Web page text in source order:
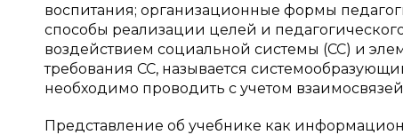
воспитания; организационные формы
способы реализации целей и
воздействием социальной системы (СС) и
требования СС, называется
необходимо проводить с учетом
Представление об учебнике как